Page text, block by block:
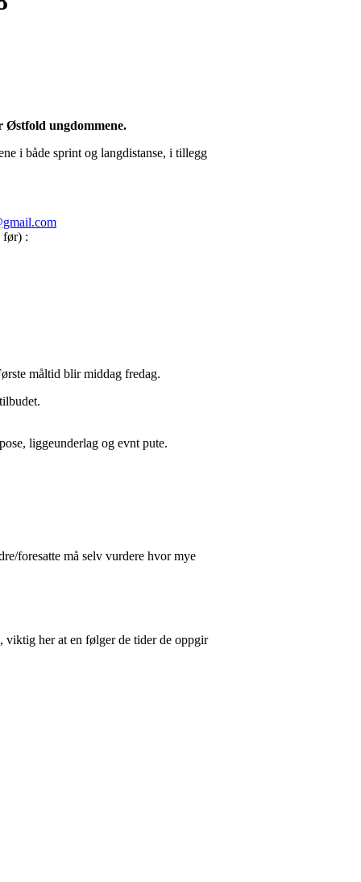
Østfold ungdommene.
i både sprint og langdistanse, i tillegg
før) :
måltid blir middag fredag.
liggeunderlag og evnt pute.
foresatte må selv vurdere hvor mye
viktig her at en følger de tider de oppgir